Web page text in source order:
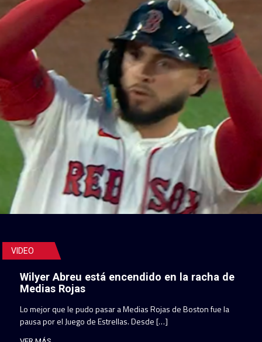
VIDEO
Wilyer Abreu está encendido en la racha de
Medias Rojas
Lo mejor que le pudo pasar a Medias Rojas de Boston fue la
pausa por el Juego de Estrellas. Desde […]